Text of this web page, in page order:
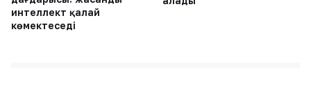
интеллект қалай
көмектеседі